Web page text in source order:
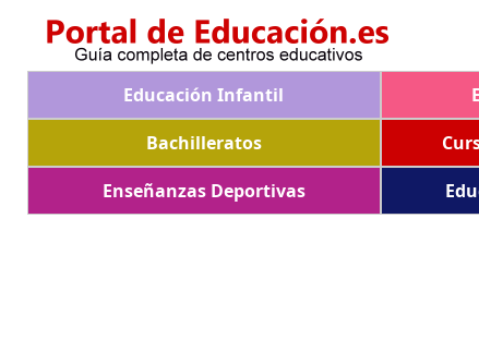
Educación Infantil
Bachilleratos
Enseñanzas Deportivas